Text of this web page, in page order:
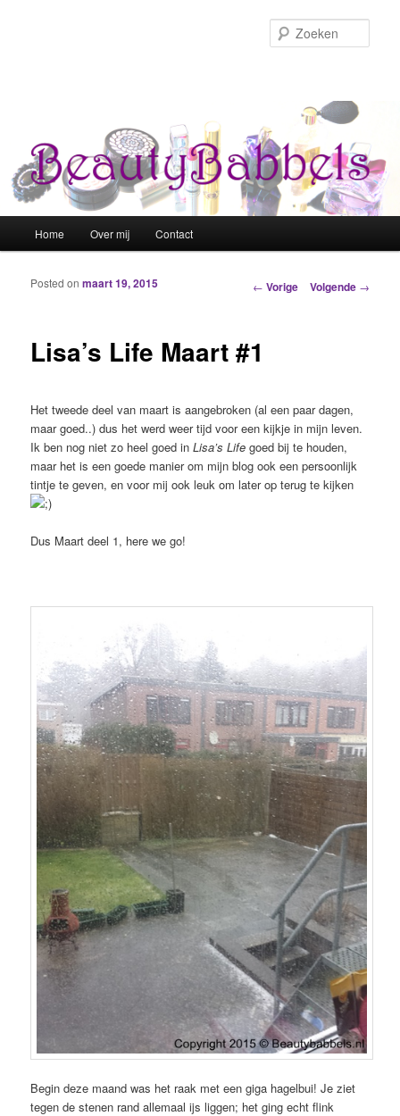
Spring naar de primaire inhoud
Spring naar de secundaire inhoud
Home Over mij Contact
Berichtnavigatie
← Vorige Volgende →
Lisa’s Life Maart #1
Posted onmaart 19, 2015
Het tweede deel van maart is aangebroken (al een paar dagen,
maar goed..) dus het werd weer tijd voor een kijkje in mijn leven.
Ik ben nog niet zo heel goed inLisa’s Life goed bij te houden,
maar het is een goede manier om mijn blog ook een persoonlijk
tintje te geven, en voor mij ook leuk om later op terug te kijken
Dus Maart deel 1, here we go!
Begin deze maand was het raak met een giga hagelbui! Je ziet
tegen de stenen rand allemaal ijs liggen; het ging echt flink